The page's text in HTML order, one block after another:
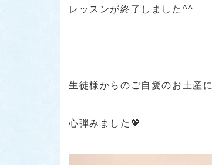
レッスンが終了しました^^
生徒様からのご自愛のお土産に
心弾みました💖